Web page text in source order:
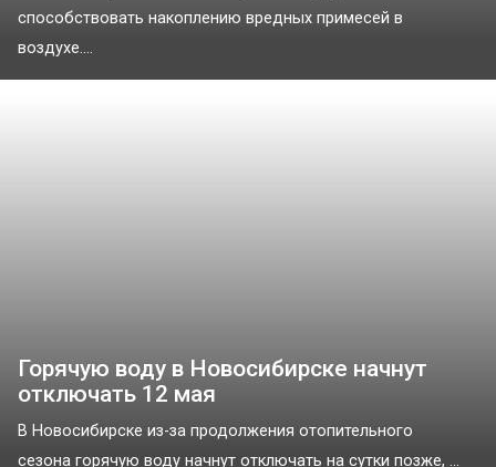
способствовать накоплению вредных примесей в
воздухе....
Горячую воду в Новосибирске начнут
отключать 12 мая
В Новосибирске из-за продолжения отопительного
сезона горячую воду начнут отключать на сутки позже, ...